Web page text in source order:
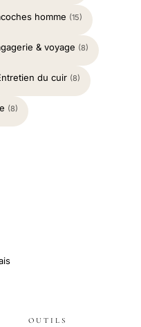
homme (15)
& voyage (8)
du cuir (8)
(8)
OUTILS